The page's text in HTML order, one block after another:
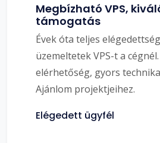
Megbízható VPS,
támogatás
Évek óta teljes
üzemeltetek VPS-t a
elérhetőség, gyors
Ajánlom projektjeihez.
Elégedett ügyfél